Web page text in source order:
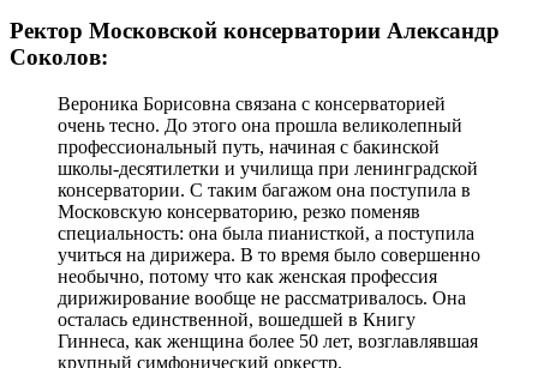
Ректор Московской консерватории Александр
Соколов:
Вероника Борисовна связана с консерваторией
очень тесно. До этого она прошла великолепный
профессиональный путь, начиная с бакинской
школы-десятилетки и училища при ленинградской
консерватории. С таким багажом она поступила в
Московскую консерваторию, резко поменяв
специальность: она была пианисткой, а поступила
учиться на дирижера. В то время было совершенно
необычно, потому что как женская профессия
дирижирование вообще не рассматривалось. Она
осталась единственной, вошедшей в Книгу
Гиннеса, как женщина более 50 лет, возглавлявшая
крупный симфонический оркестр.